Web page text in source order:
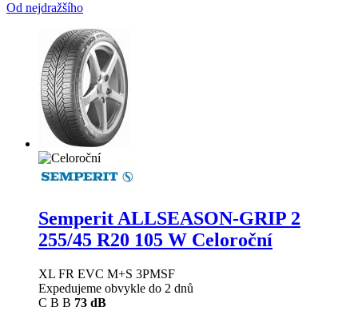
Od nejdražšího
Semperit ALLSEASON-GRIP 2
255/45 R20 105 W Celoroční
XL FR EVC M+S 3PMSF
Expedujeme obvykle do 2 dnů
C B B 73 dB